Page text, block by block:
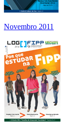
Novembro 2011